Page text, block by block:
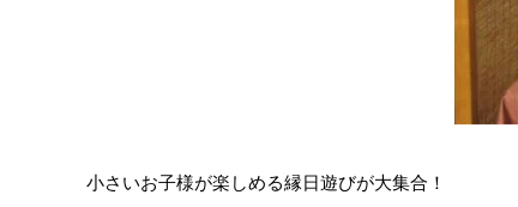
小さいお子様が楽しめる縁日遊びが大集合！